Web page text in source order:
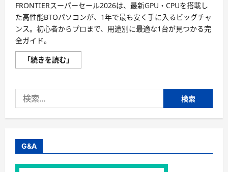
FRONTIERスーパーセール2026は、最新GPU・CPUを搭載し
た高性能BTOパソコンが、1年で最も安く手に入るビッグチャ
ンス。初心者からプロまで、用途別に最適な1台が見つかる完
全ガイド。
「続きを読む」
ス
ー
ル
2026
ガ
ド
索:
G&A